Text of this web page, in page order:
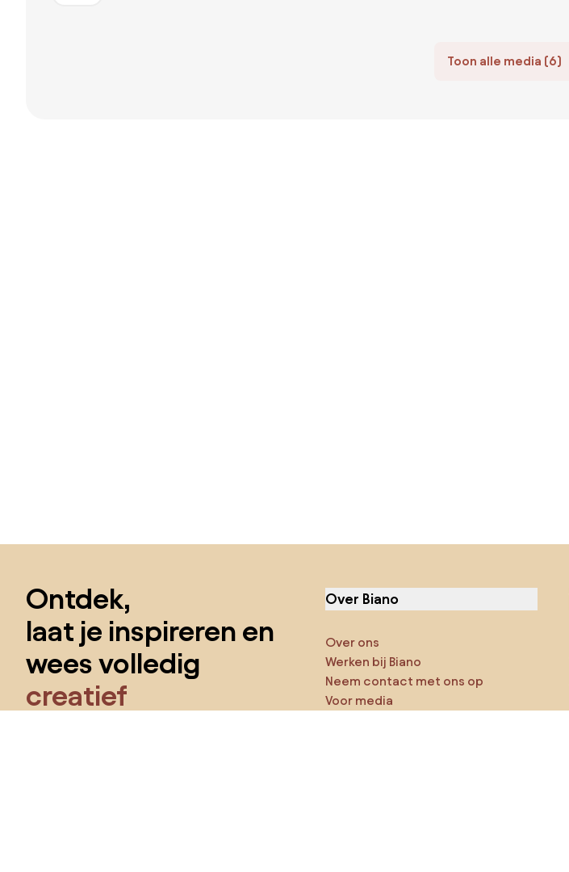
Toon alle media (6)
Ontdek,
laat je inspireren en
wees volledig
creatief
Over Biano
Over ons
Werken bij Biano
Neem contact met ons op
Voor media